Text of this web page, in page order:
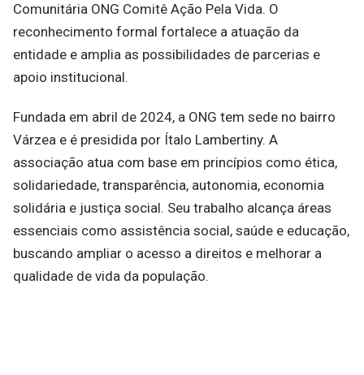
Comunitária ONG Comitê Ação Pela Vida. O
reconhecimento formal fortalece a atuação da
entidade e amplia as possibilidades de parcerias e
apoio institucional.
Fundada em abril de 2024, a ONG tem sede no bairro
Várzea e é presidida por Ítalo Lambertiny. A
associação atua com base em princípios como ética,
solidariedade, transparência, autonomia, economia
solidária e justiça social. Seu trabalho alcança áreas
essenciais como assistência social, saúde e educação,
buscando ampliar o acesso a direitos e melhorar a
qualidade de vida da população.